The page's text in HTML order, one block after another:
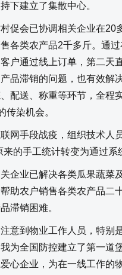
下建立了集散中心。
会已协调相关企业在20
各类农产品2千多斤。通
户通过线上订单，第二天
品滞销的问题，也有效解
配送、称重等环节，全程
传染机会。
手段战疫，组织技术人
来的手工统计转变为通过系
业已解决各类瓜果蔬菜
助农户销售各类农产品二
滞销困难。
到物业工作人员，特别
为全国防控建立了第一道
心企业，为在一线工作的